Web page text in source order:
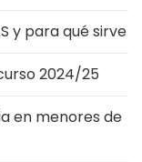
y para qué sirve
2024/25
en menores de